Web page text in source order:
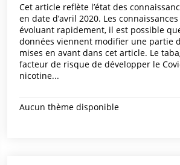
Cet article reflète l’état des
en date d’avril 2020. Les
évoluant rapidement, il est possible
données viennent modifier une partie
mises en avant dans cet article. Le
facteur de risque de développer le
nicotine...
Aucun thème disponible